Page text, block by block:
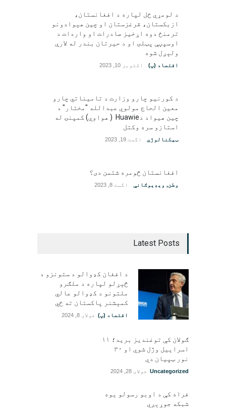
د لومړي ځل لپاره د افغانستان،
ازبکستان، قرغزستان او چین هېوادونو
ترمنځ دوه اړخیز صادرات او واردات د
اوسپڼې پټلۍ او د حیرتان بندر له لارې
ولېږل شوه
اقتصاد (پ) اکتوبر 10, 2023
د کورنیو چارو وزارت د تامیناتي چارو
معین الحاج مولوي عبدالله "مختار" د
چین هیواد دHuawie ( هواوي) کمپنۍ له
استازو سره وکتل
ټیکنالوژي اگست 19, 2023
افغانستان څومره شتمن دی؟
وطن, ویډیوګانې اگست 8, 2023
Latest Posts
د افغان کډوالو د ستونزو د
څېړلو لپاره د ملګرو
ملتونو د کډوالو عالي
کمېشنر پاکستان ته ځي
اقتصاد (پ) جولای 8, 2024
ګولان کې توغندیز برید؛ ۱۱
اسراییل وژل شوي او ۳۰
نور ټپيان دي
Uncategorized جولای 28, 2024
فراه کې د اوبو رسولو یوه
شبکه جوړېږي